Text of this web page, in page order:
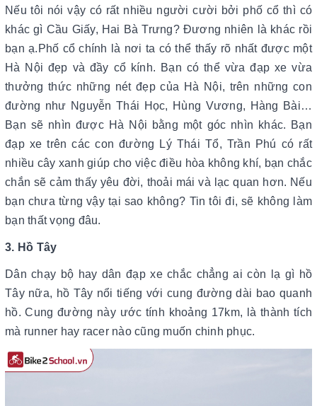
Nếu tôi nói vậy có rất nhiều người cười bởi phố cổ thì có
khác gì Cầu Giấy, Hai Bà Trưng? Đương nhiên là khác rồi
bạn ạ.Phố cổ chính là nơi ta có thể thấy rõ nhất được một
Hà Nội đẹp và đầy cổ kính. Bạn có thể vừa đạp xe vừa
thưởng thức những nét đẹp của Hà Nội, trên những con
đường như Nguyễn Thái Học, Hùng Vương, Hàng Bài…
Bạn sẽ nhìn được Hà Nội bằng một góc nhìn khác. Bạn
đạp xe trên các con đường Lý Thái Tổ, Trần Phú có rất
nhiều cây xanh giúp cho việc điều hòa không khí, bạn chắc
chắn sẽ cảm thấy yêu đời, thoải mái và lạc quan hơn. Nếu
bạn chưa từng vậy tại sao không? Tin tôi đi, sẽ không làm
bạn thất vọng đâu.
3. Hồ Tây
Dân chạy bộ hay dân đạp xe chắc chẳng ai còn lạ gì hồ
Tây nữa, hồ Tây nổi tiếng với cung đường dài bao quanh
hồ. Cung đường này ước tính khoảng 17km, là thành tích
mà runner hay racer nào cũng muốn chinh phục.